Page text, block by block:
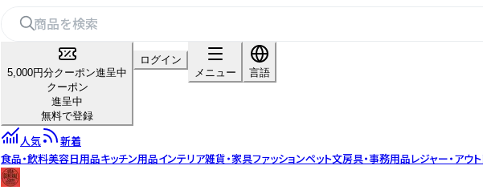
5,000円分クーポン進呈中
クーポン
進呈中
無料で登録
ログイン
メニュー
言語
人気
新着
食品・飲料美容日用品キッチン用品インテリア雑貨・家具ファッションペット文房具・事務用品レジャー・アウ